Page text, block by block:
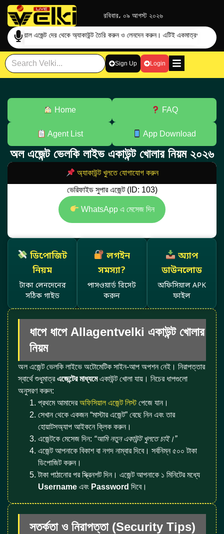
অফিশিয়াল এজেন্ট দের থেকে অ্যাকাউন্ট তৈরি করুন ও লেনদেন করুন। এটিই একমাত্রপ্রতারণা
রবিবার، ০৯ আগস্ট ২০২৬
Sign Up Login
Home FAQ
Agent List App Download
অল এজেন্ট ভেলকি লাইভ একাউন্ট খোলার নিয়ম ২০২৬
অ্যাকাউন্ট খুলতে যোগাযোগ করুন
ভেরিফাইড সুপার এজেন্ট (ID: 103)
WhatsApp এ মেসেজ দিন
ডিপোজিট
নিয়ম
টাকা লেনদেনের
সঠিক গাইড
লগইন
সমস্যা?
পাসওয়ার্ড রিসেট
করুন
অ্যাপ
ডাউনলোড
অফিসিয়াল APK
ফাইল
ধাপে ধাপে Allagentvelki একাউন্ট খোলার
নিয়ম
অল এজেন্ট ভেলকি লাইভে অটোমেটিক সাইন-আপ অপশন নেই। নিরাপত্তার
স্বার্থে শুধুমাত্রএজেন্টের মাধ্যমেএকাউন্ট খোলা যায়। নিচের ধাপগুলো
অনুসরণ করুন:
প্রথমে আমাদেরঅফিসিয়াল এজেন্ট লিস্টপেজে যান।
সেখান থেকে একজন “মাস্টার এজেন্ট” বেছে নিন এবং তার
হোয়াটসঅ্যাপ আইকনে ক্লিক করুন।
এজেন্টকে মেসেজ দিন: “আমি নতুন একাউন্ট খুলতে চাই।”
এজেন্ট আপনাকে বিকাশ বা নগদ নাম্বার দিবে। সর্বনিম্ন ৫০০ টাকা
ডিপোজিট করুন।
টাকা পাঠানোর পর স্ক্রিনশট দিন। এজেন্ট আপনাকে ১ মিনিটের মধ্যে
Username এবং Password দিবে।
সতর্কতা ও নিরাপত্তা (Security Tips)